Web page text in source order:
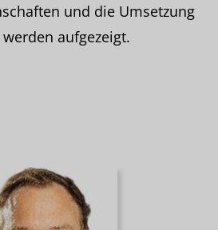
und die Umsetzung
aufgezeigt.